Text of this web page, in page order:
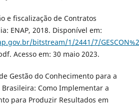
e fiscalização de Contratos
ENAP, 2018. Disponível em:
bitstream/1/2441/7/
Acesso em: 30 maio 2023.
Gestão do Conhecimento para a
Como Implementar a
para Produzir Resultados em